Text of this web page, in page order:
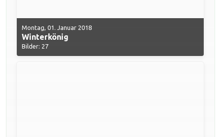
Montag, 01. Januar 2018
Winterkönig
Bilder: 27